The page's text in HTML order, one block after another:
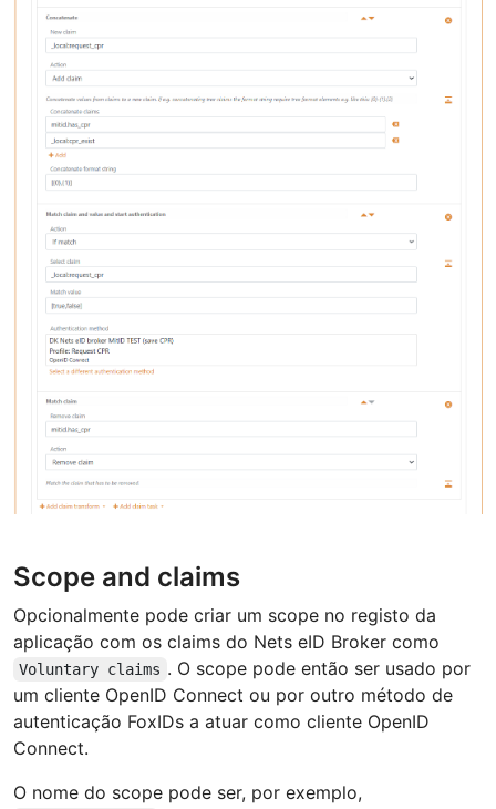
Scope and claims
Opcionalmente pode criar um scope no registo da
aplicação com os claims do Nets eID Broker como
Voluntary claims . O scope pode então ser usado por
um cliente OpenID Connect ou por outro método de
autenticação FoxIDs a atuar como cliente OpenID
Connect.
O nome do scope pode ser, por exemplo,